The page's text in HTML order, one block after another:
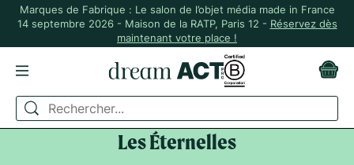
Marques de Fabrique : Le salon de l’objet média made in France
14 septembre 2026 - Maison de la RATP, Paris 12 - Réservez dès
maintenant votre place !
DREAM ACT A SELECTIONNÉ
Les Éternelles